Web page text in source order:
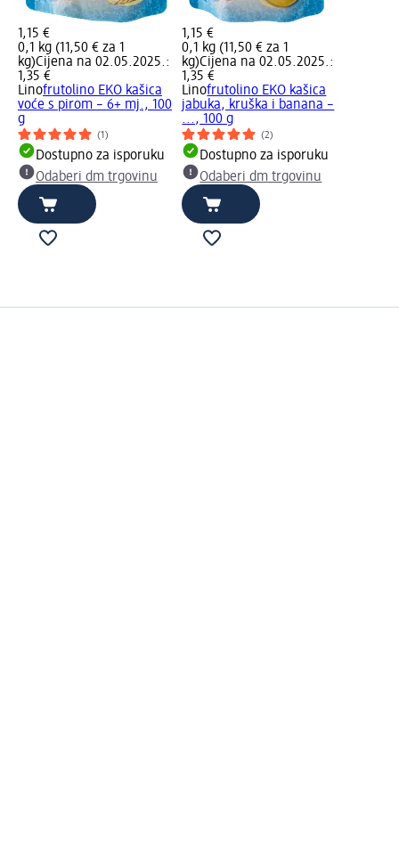
1,15 €
0,1 kg (11,50 € za 1
kg)Cijena na 02.05.2025.:
1,35 €
Linofrutolino EKO kašica
voće s pirom – 6+ mj., 100
g
(1)
Dostupno za isporuku
Odaberi dm trgovinu
1,15 €
0,1 kg (11,50 € za 1
kg)Cijena na 02.05.2025.:
1,35 €
Linofrutolino EKO kašica
jabuka, kruška i banana –
..., 100 g
(2)
Dostupno za isporuku
Odaberi dm trgovinu